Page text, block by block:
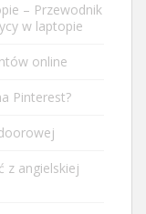
– Przewodnik
w laptopie
online
Pinterest?
z angielskiej